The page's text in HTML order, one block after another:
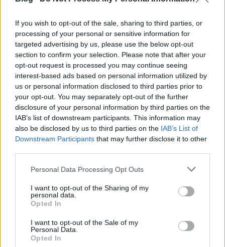
If you wish to opt-out of the sale, sharing to third parties, or
processing of your personal or sensitive information for
targeted advertising by us, please use the below opt-out
section to confirm your selection. Please note that after your
opt-out request is processed you may continue seeing
interest-based ads based on personal information utilized by
us or personal information disclosed to third parties prior to
your opt-out. You may separately opt-out of the further
disclosure of your personal information by third parties on the
IAB’s list of downstream participants. This information may
also be disclosed by us to third parties on the IAB’s List of
Downstream Participants that may further disclose it to other
Please note that this website/app uses one or more Google
not limited to your visit or usage behaviour. You may click to
grant or deny consent to Google and its third-party tags to
use your data for below specified purposes in below Google
consent section.
Personal Data Processing Opt Outs
I want to opt-out of the Sharing of my
personal data.
Opted In
I want to opt-out of the Sale of my
Personal Data.
Opted In
országokban
minden másodpercben meghal egy
gyermekemiatt.
Hiába a tény, hogy mekkora probléma a higiénia és
tiszta WC hiánya, rengeteg helyen ez még mindig
tabu témának számít.
ENSZazért keltette életre ezt a világnapot - ami
minden évnovember 19.
ebben a témában a médiát és a szükségben
szenvedőket, valamint azokat a szervezeteket, akik
segíthetnének és akik támogatják ezt a